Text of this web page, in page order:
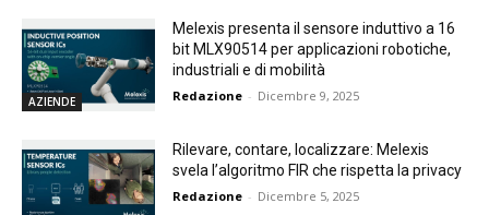
AZIENDE
Melexis presenta il sensore induttivo a 16
bit MLX90514 per applicazioni robotiche,
industriali e di mobilità
Redazione - Dicembre 9, 2025
Rilevare, contare, localizzare: Melexis
svela l’algoritmo FIR che rispetta la privacy
Redazione - Dicembre 5, 2025